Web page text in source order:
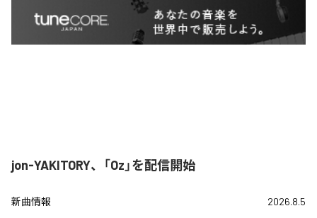
jon-YAKITORY、「Oz」を配信開始
新曲情報 2026.8.5